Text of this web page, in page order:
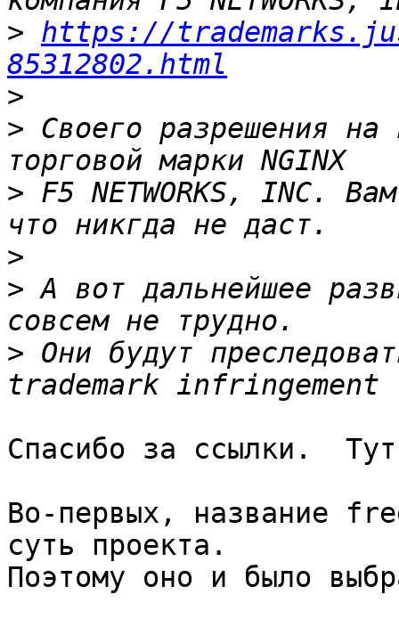
> https://
85312802.html
>
> Своего разрешения на
> F5 NETWORKS, INC.
>
> А вот дальнейшее
> Они будут
Спасибо за ссылки.
Во-первых, название
суть проекта.
Поэтому оно и было